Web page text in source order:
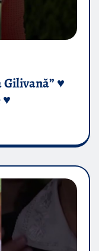
Gilivană” ♥️
♥️